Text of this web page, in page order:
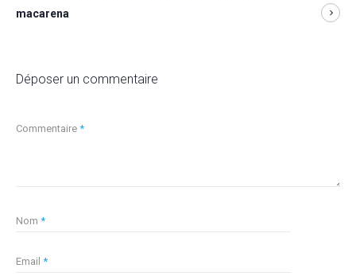
macarena
Déposer un commentaire
Commentaire *
Nom *
Email *